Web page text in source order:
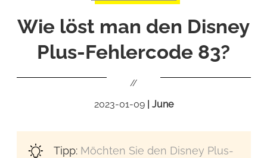
Wie löst man den Disney
Plus-Fehlercode 83?
//
2023-01-09 | June
Tipp:Möchten Sie den Disney Plus-